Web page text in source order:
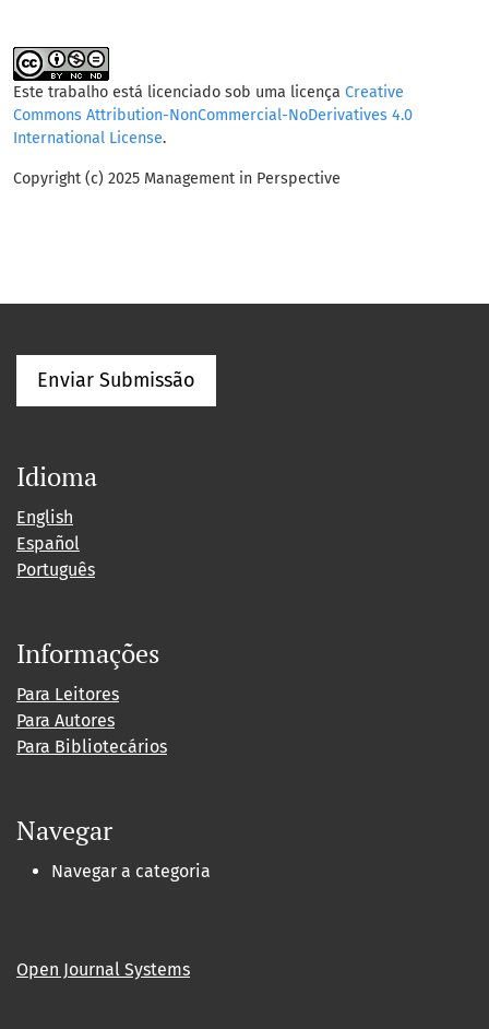
Este trabalho está licenciado sob uma licença Creative
Commons Attribution-NonCommercial-NoDerivatives 4.0
International License.
Copyright (c) 2025 Management in Perspective
Enviar Submissão
Idioma
English
Español
Português
Informações
Para Leitores
Para Autores
Para Bibliotecários
Navegar
Navegar a categoria
Open Journal Systems